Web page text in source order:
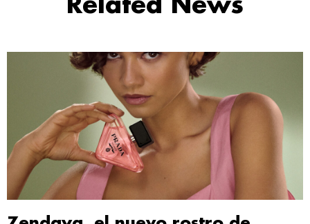
Related News